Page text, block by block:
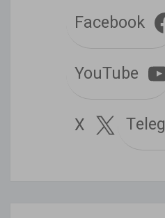
Facebook
YouTube
X